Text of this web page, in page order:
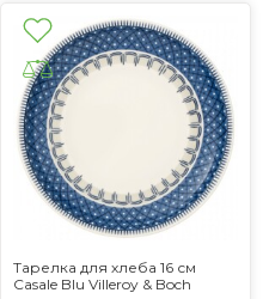
Тарелка для хлеба 16 см
Casale Blu Villeroy & Boch